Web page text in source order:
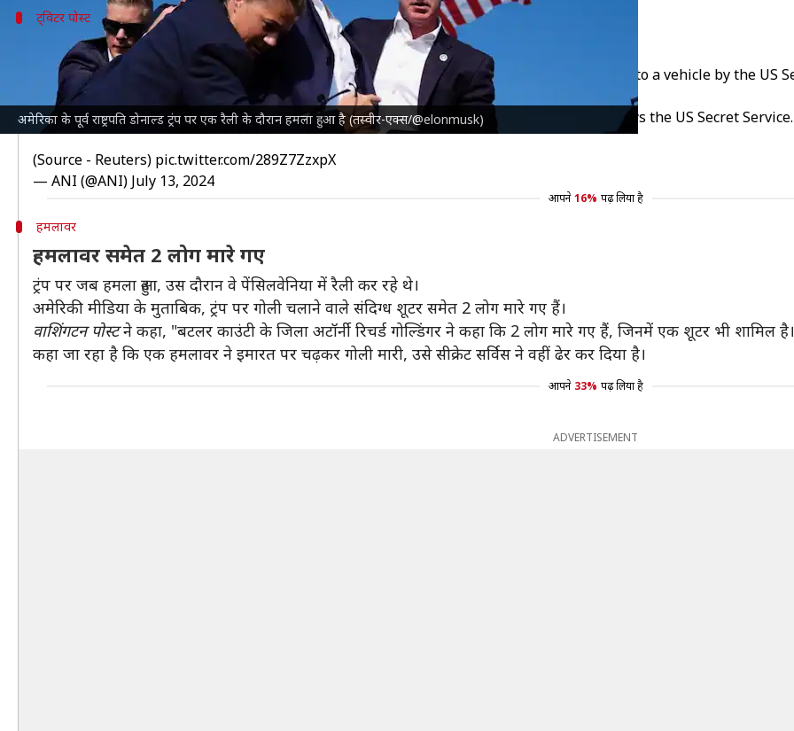
अमेरिका के पूर्व राष्ट्रपति डोनाल्ड ट्रंप पर एक रैली के दौरान हमला हुआ है (तस्वीर-एक्स/@elonmusk)
ट्विटर पोस्ट
सामने आया घटना का वीडियो
#WATCH| Gunfire at Donald Trump's rally in Butler, Pennsylvania (USA). He was escorted to a vehicle by the US
"The former President is safe and further information will be released when available' says the US Secret Service.
(Source - Reuters) pic.twitter.com/289Z7ZzxpX
— ANI (@ANI) July 13, 2024
आपने 16% पढ़ लिया है
हमलावर
हमलावर समेत 2 लोग मारे गए
ट्रंप पर जब हमला हुआ, उस दौरान वे पेंसिलवेनिया में रैली कर रहे थे।
अमेरिकी मीडिया के मुताबिक, ट्रंप पर गोली चलाने वाले संदिग्ध शूटर समेत 2 लोग मारे गए हैं।
वाशिंगटन पोस्टने कहा, "बटलर काउंटी के जिला अटॉर्नी रिचर्ड गोल्डिंगर ने कहा कि 2 लोग मारे गए हैं, जिनमें एक शूटर भी शामिल
कहा जा रहा है कि एक हमलावर ने इमारत पर चढ़कर गोली मारी, उसे सीक्रेट सर्विस ने वहीं ढेर कर दिया है।
आपने 33% पढ़ लिया है
ADVERTISEMENT